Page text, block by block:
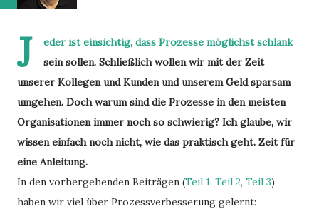
J
eder ist einsichtig, dass Prozesse möglichst schlank
sein sollen. Schließlich wollen wir mit der Zeit
unserer Kollegen und Kunden und unserem Geld sparsam
umgehen. Doch warum sind die Prozesse in den meisten
Organisationen immer noch so schwierig? Ich glaube, wir
wissen einfach noch nicht, wie das praktisch geht. Zeit für
eine Anleitung.
In den vorhergehenden Beiträgen (Teil 1, Teil 2, Teil 3)
haben wir viel über Prozessverbesserung gelernt: